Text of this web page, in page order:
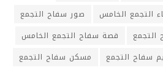
التجمع الخامس
صور سفاح التجمع
قصة سفاح التجمع الخامس
سفاح التجمع مسكن سفاح التجمع